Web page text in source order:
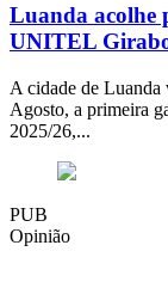
Luanda acolhe
UNITEL
A cidade de Luanda
Agosto, a primeira
2025/26,...
PUB
Opinião